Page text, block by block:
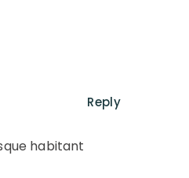
Reply
habitant